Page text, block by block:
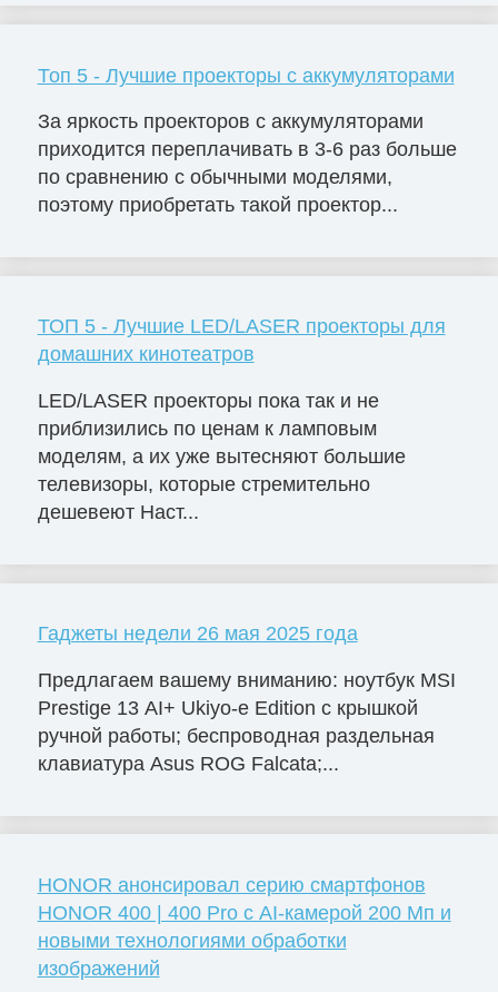
Топ 5 - Лучшие проекторы с аккумуляторами
За яркость проекторов с аккумуляторами
приходится переплачивать в 3-6 раз больше
по сравнению с обычными моделями,
поэтому приобретать такой проектор...
ТОП 5 - Лучшие LED/LASER проекторы для
домашних кинотеатров
LED/LASER проекторы пока так и не
приблизились по ценам к ламповым
моделям, а их уже вытесняют большие
телевизоры, которые стремительно
дешевеют Наст...
Гаджеты недели 26 мая 2025 года
Предлагаем вашему вниманию: ноутбук MSI
Prestige 13 AI+ Ukiyo-e Edition с крышкой
ручной работы; беспроводная раздельная
клавиатура Asus ROG Falcata;...
HONOR анонсировал серию смартфонов
HONOR 400 | 400 Pro с AI-камерой 200 Мп и
новыми технологиями обработки
изображений